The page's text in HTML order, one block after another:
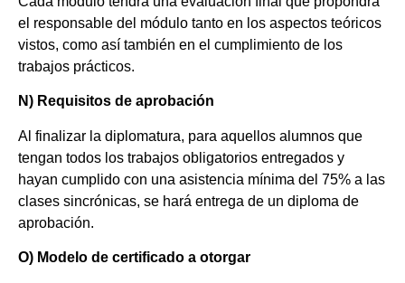
el responsable del módulo tanto en los aspectos teóricos
vistos, como así también en el cumplimiento de los
trabajos prácticos.
N) Requisitos de aprobación
Al finalizar la diplomatura, para aquellos alumnos que
tengan todos los trabajos obligatorios entregados y
hayan cumplido con una asistencia mínima del 75% a las
clases sincrónicas, se hará entrega de un diploma de
aprobación.
O) Modelo de certificado a otorgar